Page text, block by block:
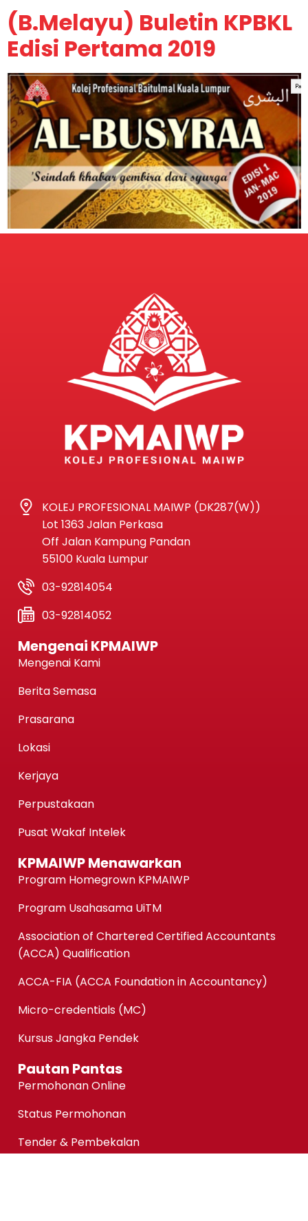
(B.Melayu) Buletin KPBKL
Edisi Pertama 2019
KOLEJ PROFESIONAL MAIWP (DK287(W))
Lot 1363 Jalan Perkasa
Off Jalan Kampung Pandan
55100 Kuala Lumpur
03-92814054
03-92814052
Mengenai KPMAIWP
Mengenai Kami
Berita Semasa
Prasarana
Lokasi
Kerjaya
Perpustakaan
Pusat Wakaf Intelek
KPMAIWP Menawarkan
Program Homegrown KPMAIWP
Program Usahasama UiTM
Association of Chartered Certified Accountants
(ACCA) Qualification
ACCA-FIA (ACCA Foundation in Accountancy)
Micro-credentials (MC)
Kursus Jangka Pendek
Pautan Pantas
Permohonan Online
Status Permohonan
Tender & Pembekalan